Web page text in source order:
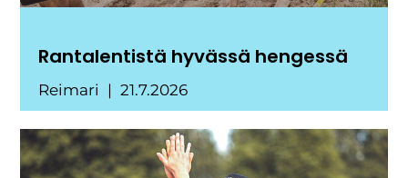
Rantalentistä hyvässä hengessä
Reimari 21.7.2026